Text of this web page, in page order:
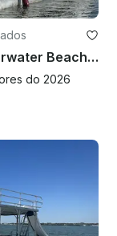
Barco de festa em Clearwater Beach, pontão de 23 pés com escorregador para até 13 pessoas
do 2026